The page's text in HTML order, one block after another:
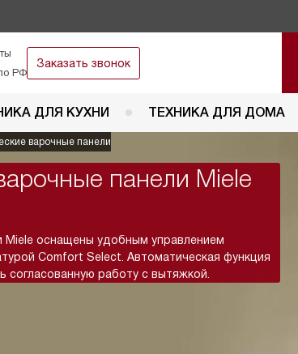
РФ
Заказать звонок
ДЛЯ КУХНИ ТЕХНИКА ДЛЯ ДОМА
варочные панели
панели Miele
Miele оснащены удобным управлением
Comfort Select. Автоматическая функция
согласованную работу с вытяжкой.